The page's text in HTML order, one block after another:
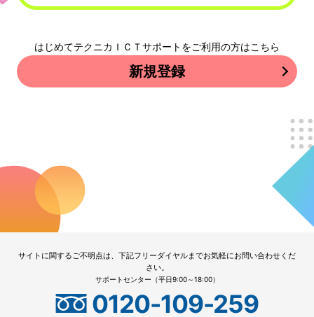
はじめてテクニカＩＣＴサポートをご利用の方はこちら
新規登録
サイトに関するご不明点は、下記フリーダイヤルまでお気軽にお問い合わせくだ
さい。
サポートセンター（平日9:00～18:00）
0120-109-259